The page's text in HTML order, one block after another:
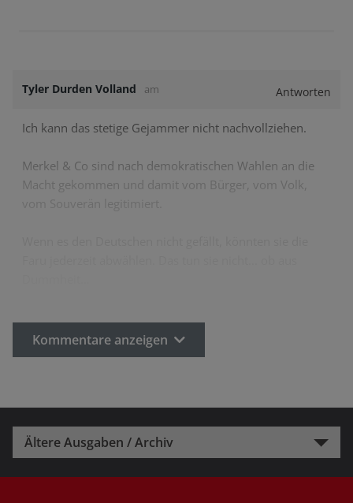
Tyler Durden Volland am Antworten
Ich kann das stetige Gejammer nicht nachvollziehen.
Merkel & Co sind nach demokratischen Wahlen an die
Macht gekommen und damit vom Bürger, vom Volk,
Kommentare anzeigen
Ältere Ausgaben / Archiv